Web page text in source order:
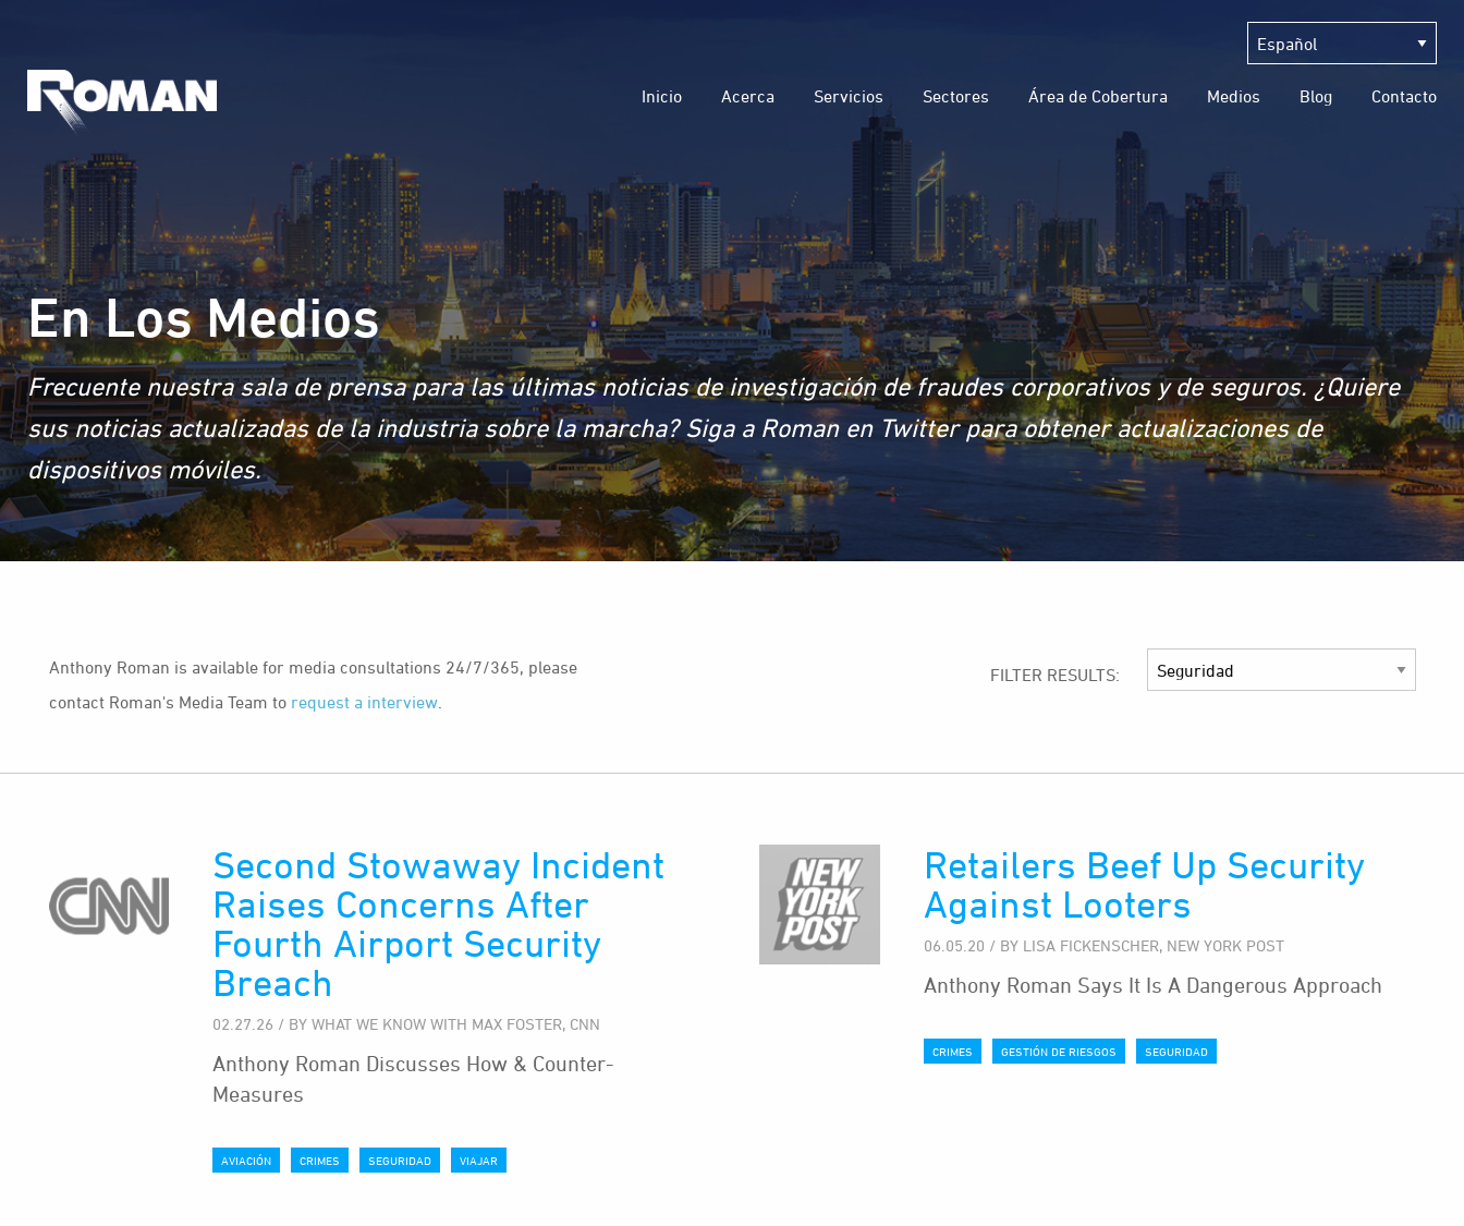
Inicio Acerca Servicios Sectores Área de Cobertura Medios Blog Contacto
En Los Medios
Frecuente nuestra sala de prensa para las últimas noticias de investigación de fraudes corporativos y de seguros. ¿Quiere
sus noticias actualizadas de la industria sobre la marcha? Siga a Roman en Twitter para obtener actualizaciones de
dispositivos móviles.
Anthony Roman is available for media consultations 24/7/365, please
contact Roman's Media Team to request a interview.
FILTER RESULTS:
Second Stowaway Incident
Raises Concerns After
Fourth Airport Security
Breach
02.27.26 / BY WHAT WE KNOW WITH MAX FOSTER, CNN
Anthony Roman Discusses How & Counter-
Measures
AVIACIÓN CRIMES SEGURIDAD VIAJAR
Retailers Beef Up Security
Against Looters
06.05.20 / BY LISA FICKENSCHER, NEW YORK POST
Anthony Roman Says It Is A Dangerous Approach
CRIMES GESTIÓN DE RIESGOS SEGURIDAD